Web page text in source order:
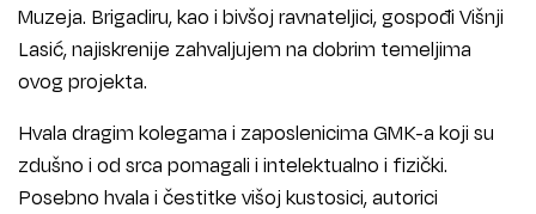
Muzeja. Brigadiru, kao i bivšoj ravnateljici, gospođi Višnji
Lasić, najiskrenije zahvaljujem na dobrim temeljima
ovog projekta.
Hvala dragim kolegama i zaposlenicima GMK-a koji su
zdušno i od srca pomagali i intelektualno i fizički.
Posebno hvala i čestitke višoj kustosici, autorici